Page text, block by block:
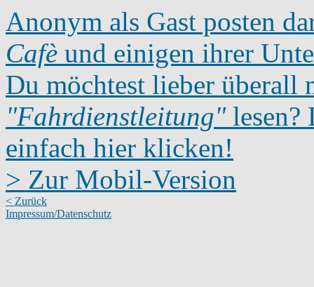
Anonym als Gast posten
Cafè und einigen ihrer
Du möchtest lieber überall
"Fahrdienstleitung"lesen?
einfach hier klicken!
> Zur Mobil-Version
< Zurück
Impressum/Datenschutz